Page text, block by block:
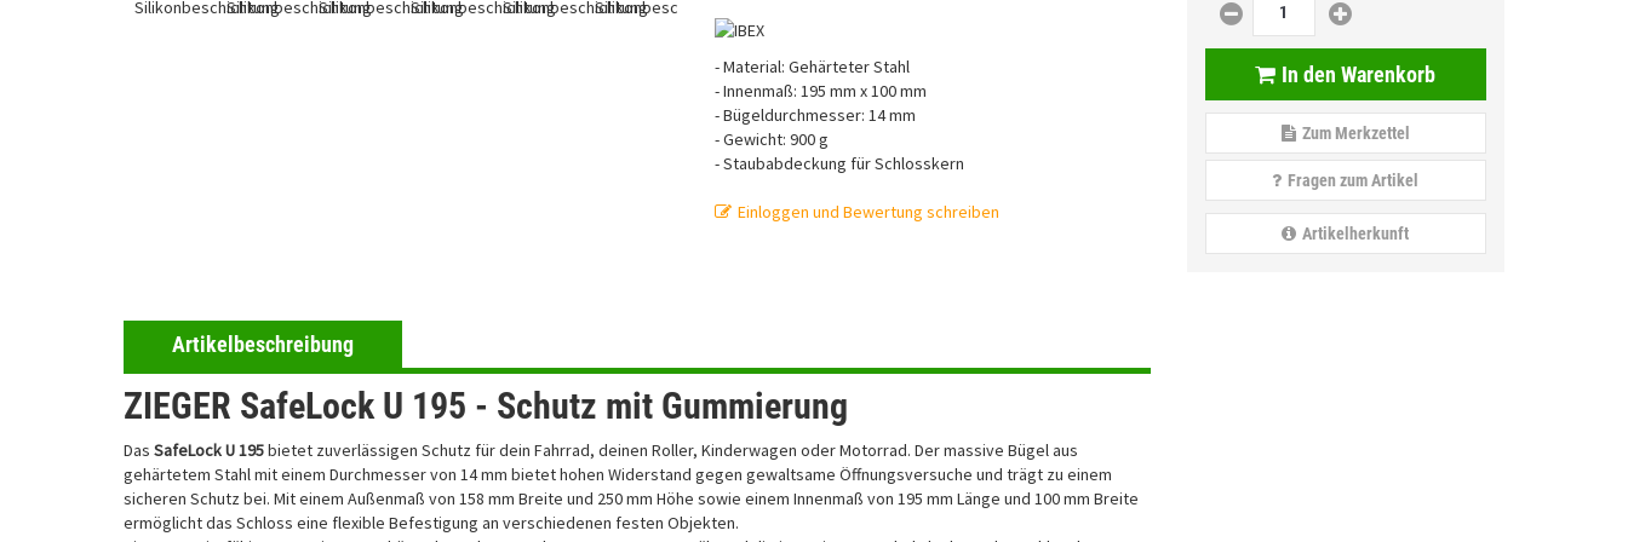
- Material: Gehärteter Stahl
- Innenmaß: 195 mm x 100 mm
- Bügeldurchmesser: 14 mm
- Gewicht: 900 g
- Staubabdeckung für Schlosskern
Einloggen und Bewertung schreiben
In den Warenkorb
Zum Merkzettel
Fragen zum Artikel
Artikelherkunft
Artikelbeschreibung
ZIEGER SafeLock U 195 - Schutz mit Gummierung
Das SafeLock U 195bietet zuverlässigen Schutz für dein Fahrrad, deinen Roller, Kinderwagen oder Motorrad. Der massive Bügel aus
gehärtetem Stahl mit einem Durchmesser von 14 mm bietet hohen Widerstand gegen gewaltsame Öffnungsversuche und trägt zu einem
sicheren Schutz bei. Mit einem Außenmaß von 158 mm Breite und 250 mm Höhe sowie einem Innenmaß von 195 mm Länge und 100 mm Breite
ermöglicht das Schloss eine flexible Befestigung an verschiedenen festen Objekten.